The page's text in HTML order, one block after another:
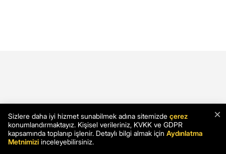
×
Sizlere daha iyi hizmet sunabilmek adına sitemizde çerez
konumlandırmaktayız. Kişisel verileriniz, KVKK ve GDPR
kapsamında toplanıp işlenir. Detaylı bilgi almak için Aydınlatma
Metnimizi inceleyebilirsiniz.